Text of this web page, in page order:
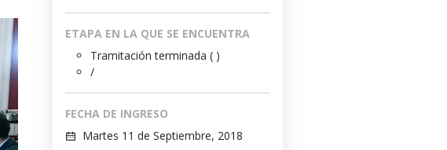
ETAPA EN LA QUE SE ENCUENTRA
Tramitación terminada ( )
/
FECHA DE INGRESO
Martes 11 de Septiembre, 2018